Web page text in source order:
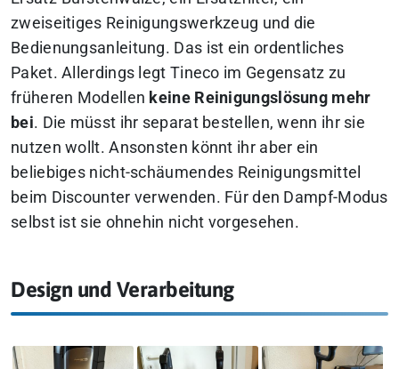
zweiseitiges Reinigungswerkzeug und die
Bedienungsanleitung. Das ist ein ordentliches
Paket. Allerdings legt Tineco im Gegensatz zu
früheren Modellen keine Reinigungslösung mehr
bei. Die müsst ihr separat bestellen, wenn ihr sie
nutzen wollt. Ansonsten könnt ihr aber ein
beliebiges nicht-schäumendes Reinigungsmittel
beim Discounter verwenden. Für den Dampf-Modus
selbst ist sie ohnehin nicht vorgesehen.
Design und Verarbeitung